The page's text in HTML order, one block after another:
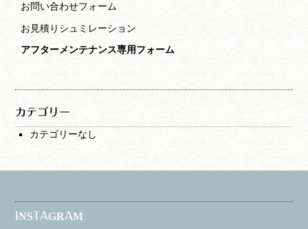
お問い合わせフォーム
お見積りシュミレーション
アフターメンテナンス専用フォーム
カテゴリー
カテゴリーなし
INSTAGRAM